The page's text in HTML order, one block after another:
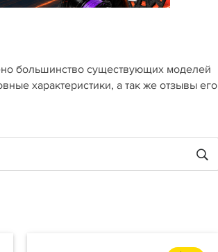
большинство существующих моделей
характеристики, а так же отзывы его